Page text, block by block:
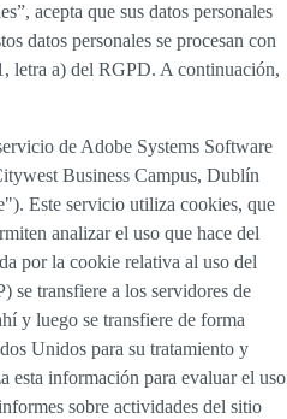
acepta que sus datos personales
datos personales se procesan con
letra a) del RGPD. A continuación,
de Adobe Systems Software
Business Campus, Dublín
Este servicio utiliza cookies, que
analizar el uso que hace del
por la cookie relativa al uso del
se transfiere a los servidores de
y luego se transfiere de forma
Unidos para su tratamiento y
esta información para evaluar el uso
sobre actividades del sitio